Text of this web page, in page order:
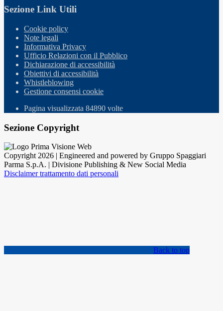
Sezione Link Utili
Cookie policy
Note legali
Informativa Privacy
Ufficio Relazioni con il Pubblico
Dichiarazione di accessibilità
Obiettivi di accessibilità
Whistleblowing
Gestione consensi cookie
Pagina visualizzata 84890 volte
Sezione Copyright
Copyright 2026 | Engineered and powered by Gruppo Spaggiari
Parma S.p.A. | Divisione Publishing & New Social Media
Disclaimer trattamento dati personali
Back to top